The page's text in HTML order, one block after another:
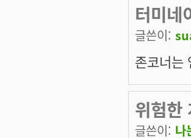
터미네
글쓴이:
존코너는
위험
글쓴이: 나